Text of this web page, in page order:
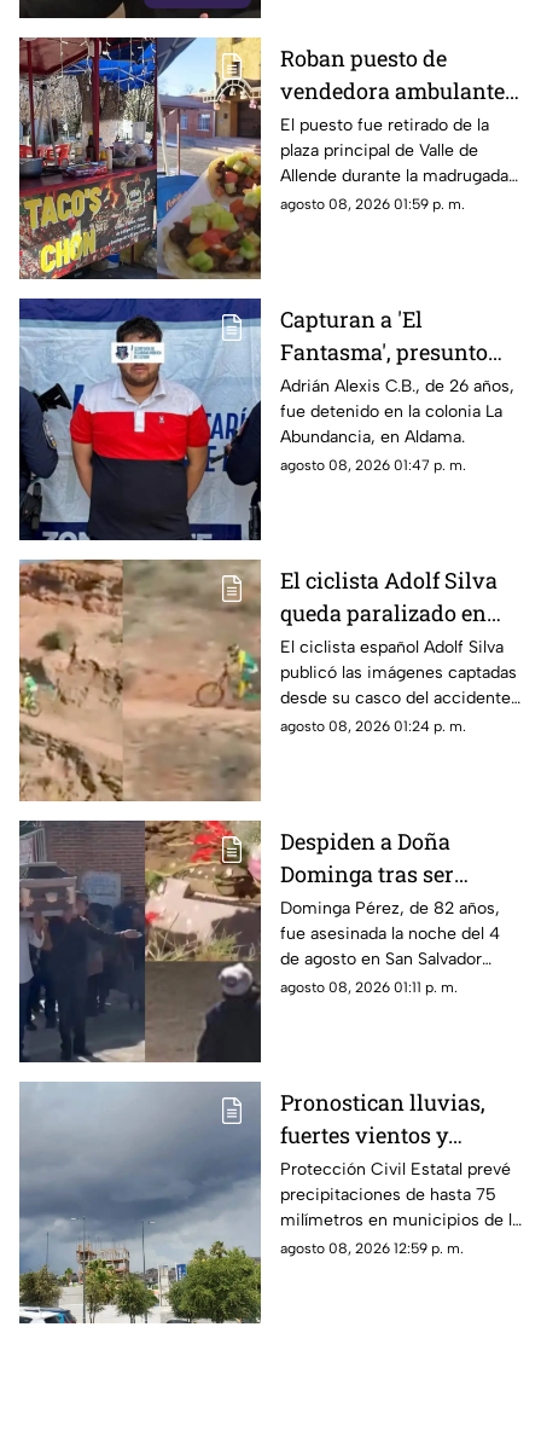
Roban puesto de
vendedora ambulante
en Valle de Allende;
piden ayuda para
localizarlo
El puesto fue retirado de la
plaza principal de Valle de
Allende durante la madrugada,
junto con el asador, carpa,
agosto 08, 2026 01:59 p. m.
Capturan a 'El
Fantasma', presunto
líder delictivo en
Aldama
Adrián Alexis C.B., de 26 años,
fue detenido en la colonia La
Abundancia, en Aldama.
agosto 08, 2026 01:47 p. m.
El ciclista Adolf Silva
queda paralizado en
vivo; liberan video del
brutal accidente
El ciclista español Adolf Silva
publicó las imágenes captadas
desde su casco del accidente
que sufrió durante el Red Bull
agosto 08, 2026 01:24 p. m.
Despiden a Doña
Dominga tras ser
asesinada por 90 pesos
en Amozoc
Dominga Pérez, de 82 años,
fue asesinada la noche del 4
de agosto en San Salvador
Chachapa, Amozoc, Puebla,
agosto 08, 2026 01:11 p. m.
Pronostican lluvias,
fuertes vientos y
temperaturas de hasta
39°C para Chihuahua
Protección Civil Estatal prevé
precipitaciones de hasta 75
milímetros en municipios de la
zona suroeste, además de
agosto 08, 2026 12:59 p. m.